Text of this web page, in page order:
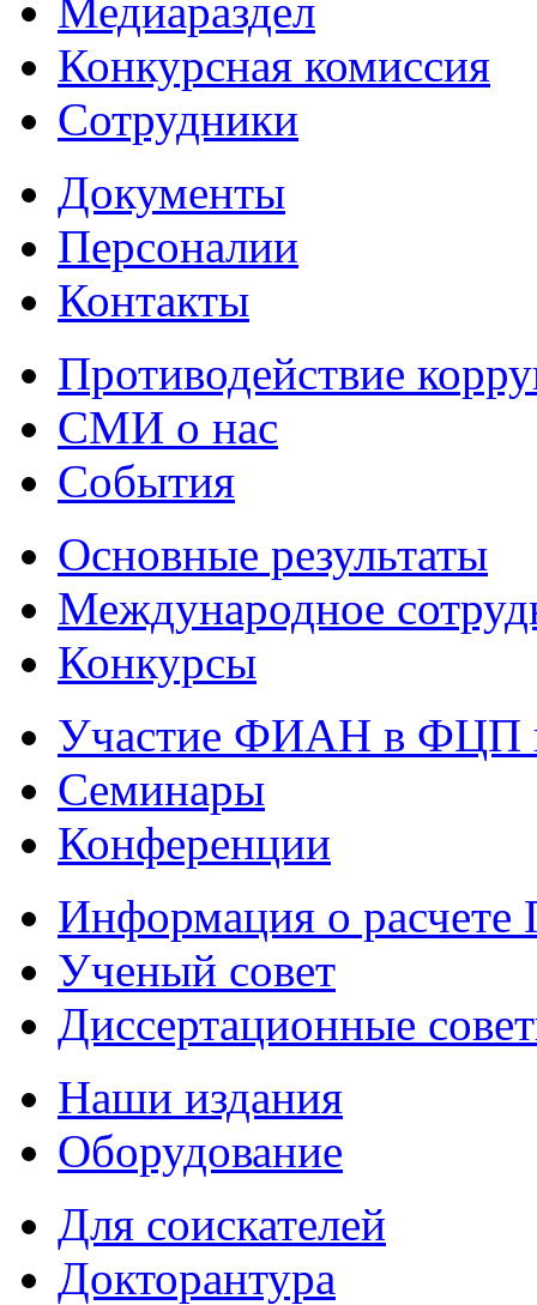
Медиараздел
Конкурсная комиссия
Сотрудники
Документы
Персоналии
Контакты
Противодействие
СМИ о нас
События
Основные результаты
Международное
Конкурсы
Участие ФИАН в ФЦП
Семинары
Конференции
Информация о
Ученый совет
Диссертационные
Наши издания
Оборудование
Для соискателей
Докторантура